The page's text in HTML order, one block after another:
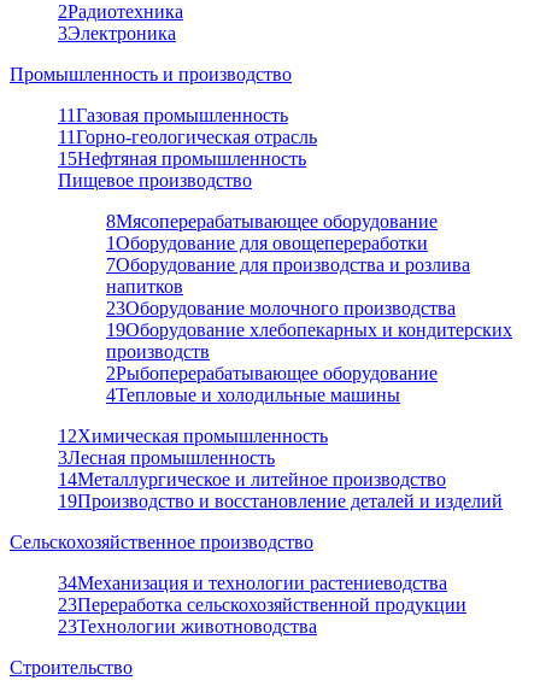
2Радиотехника
3Электроника
Промышленность и производство
11Газовая промышленность
11Горно-геологическая отрасль
15Нефтяная промышленность
Пищевое производство
8Мясоперерабатывающее оборудование
1Оборудование для овощепереработки
7Оборудование для производства и розлива
напитков
23Оборудование молочного производства
19Оборудование хлебопекарных и кондитерских
производств
2Рыбоперерабатывающее оборудование
4Тепловые и холодильные машины
12Химическая промышленность
3Лесная промышленность
14Металлургическое и литейное производство
19Производство и восстановление деталей и изделий
Сельскохозяйственное производство
34Механизация и технологии растениеводства
23Переработка сельскохозяйственной продукции
23Технологии животноводства
Строительство